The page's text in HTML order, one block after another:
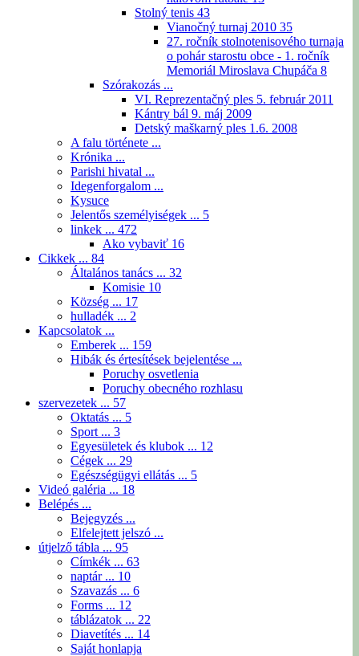
Stolný tenis 43
Vianočný turnaj 2010 35
27. ročník stolnotenisového turnaja
o pohár starostu obce - 1. ročník
Memoriál Miroslava Chupáča 8
Szórakozás ...
VI. Reprezentačný ples 5. február 2011
Kántry bál 9. máj 2009
Detský maškarný ples 1.6. 2008
A falu története ...
Krónika ...
Parishi hivatal ...
Idegenforgalom ...
Kysuce
Jelentős személyiségek ... 5
linkek ... 472
Ako vybaviť 16
Cikkek ... 84
Általános tanács ... 32
Komisie 10
Község ... 17
hulladék ... 2
Kapcsolatok ...
Emberek ... 159
Hibák és értesítések bejelentése ...
Poruchy osvetlenia
Poruchy obecného rozhlasu
szervezetek ... 57
Oktatás ... 5
Sport ... 3
Egyesületek és klubok ... 12
Cégek ... 29
Egészségügyi ellátás ... 5
Videó galéria ... 18
Belépés ...
Bejegyzés ...
Elfelejtett jelszó ...
útjelző tábla ... 95
Címkék ... 63
naptár ... 10
Szavazás ... 6
Forms ... 12
táblázatok ... 22
Diavetítés ... 14
Saját honlapja